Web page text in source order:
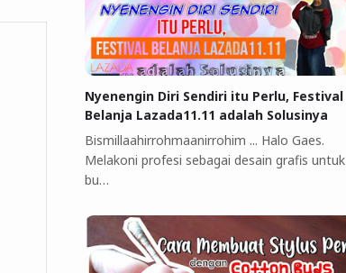
Nyenengin Diri Sendiri itu Perlu, Festival
Belanja Lazada11.11 adalah Solusinya
Bismillaahirrohmaanirrohim ... Halo Gaes.
Melakoni profesi sebagai desain grafis untuk
bu…